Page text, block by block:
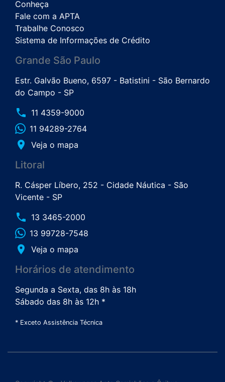
Conheça
Fale com a APTA
Trabalhe Conosco
Sistema de Informações de Crédito
Grande São Paulo
Estr. Galvão Bueno, 6597 - Batistini - São Bernardo
do Campo - SP
phone 11 4359-9000
11 94289-2764
place Veja o mapa
Litoral
R. Cásper Líbero, 252 - Cidade Náutica - São
Vicente - SP
phone 13 3465-2000
13 99728-7548
place Veja o mapa
Horários de atendimento
Segunda a Sexta, das 8h às 18h
Sábado das 8h às 12h *
* Exceto Assistência Técnica